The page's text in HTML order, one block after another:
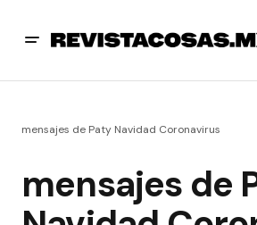
mensajes de Paty Navidad Coronavirus
mensajes de